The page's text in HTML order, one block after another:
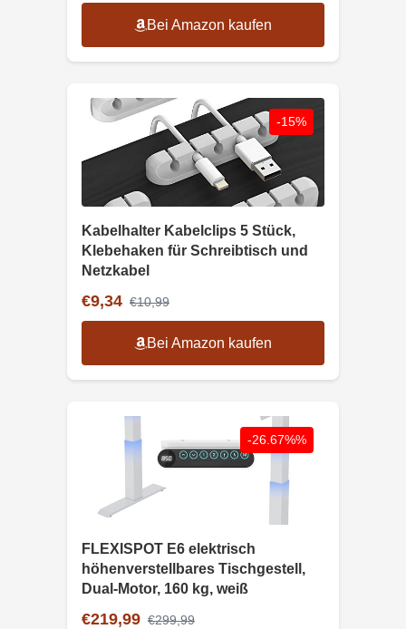
Bei Amazon kaufen
-15%
Kabelhalter Kabelclips 5 Stück,
Klebehaken für Schreibtisch und
Netzkabel
€9,34 €10,99
Bei Amazon kaufen
-26.67%%
FLEXISPOT E6 elektrisch
höhenverstellbares Tischgestell,
Dual-Motor, 160 kg, weiß
€219,99 €299,99